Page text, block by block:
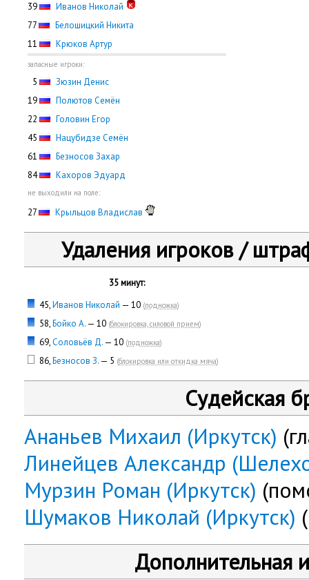
39
Иванов Николай
77
Белошицкий Никита
11
Крюков Артур
запасные игроки:
5
Зюзин Денис
19
Полютов Семён
22
Головин Егор
45
Нацубидзе Семён
61
Безносов Захар
84
Кахоров Эдуард
не выходили на поле:
27 Крыльцов Владислав
Удаления игроков /
35 минут:
45,Иванов Николай — 10 (подножка)
58,Бойко А. — 10 (блокировка, силовой прием)
69,Соловьёв Д. — 10 (подножка)
86,Безносов З. — 5 (блокировка или откидка мяча)
Судейская
Ананьев Михаил (Иркутск)
Линейцев Александр
Мурзин Роман (Иркутск)
Шумаков Николай (Иркутск)
Дополнительная